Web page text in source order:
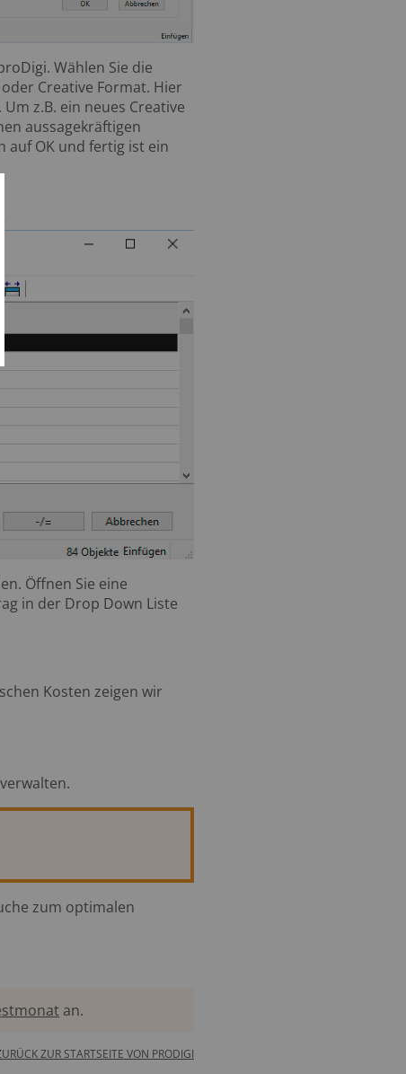
Wählen Sie die
Creative Format. Hier
z.B. ein neues Creative
aussagekräftigen
auf OK und fertig ist ein
Öffnen Sie eine
in der Drop Down Liste
Kosten zeigen wir
zum optimalen
an.
ZUR STARTSEITE VON PRODIGI